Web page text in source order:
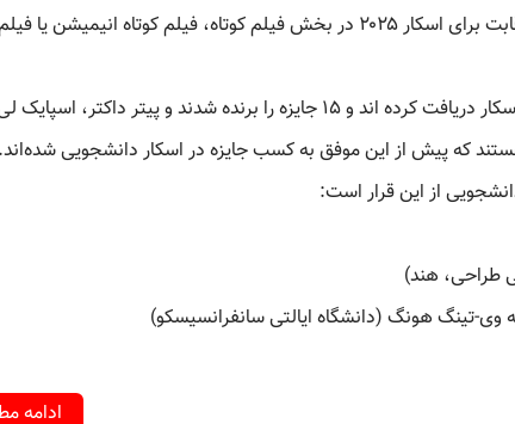
همه فیلم‌های برنده جایزه اسکار دانشجویی واجد شرایط رقابت برای اسکار ۲۰۲۵ در بخش فیلم کوتاه، فیلم کوتاه
برندگان پیشین جوایز اسکار دانشجویی تاکنون ۶۷ نامزدی اسکار دریافت کرده اند و ۱۵ جایزه را برنده شدند و پیتر داکتر،
که پیش از این موفق به کسب جایزه در اسکار دانشجویی شده‌اند.
از این قرار است:
طراحی، هند)
وی-تینگ هونگ (دانشگاه ایالتی سانفرانسیسکو)
ادامه